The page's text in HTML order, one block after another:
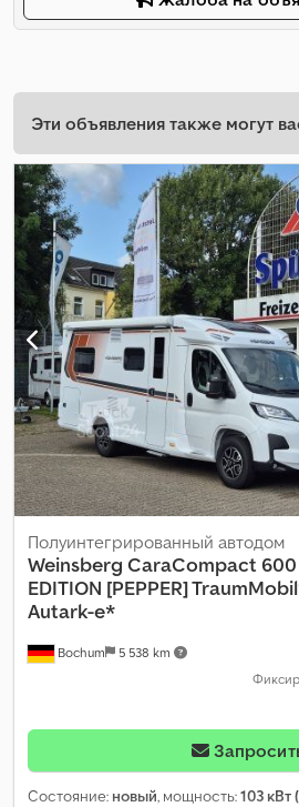
Эти объявления также могут
Bochum 5 538 km
Полуинтегрированный автодом
Weinsberg CaraCompact 600
EDITION [PEPPER]
Autark-e*
Состояние: новый, мощность:103 кВт